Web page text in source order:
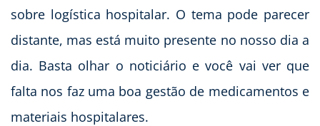
sobre logística hospitalar. O tema pode parecer
distante, mas está muito presente no nosso dia a
dia. Basta olhar o noticiário e você vai ver que
falta nos faz uma boa gestão de medicamentos e
materiais hospitalares.